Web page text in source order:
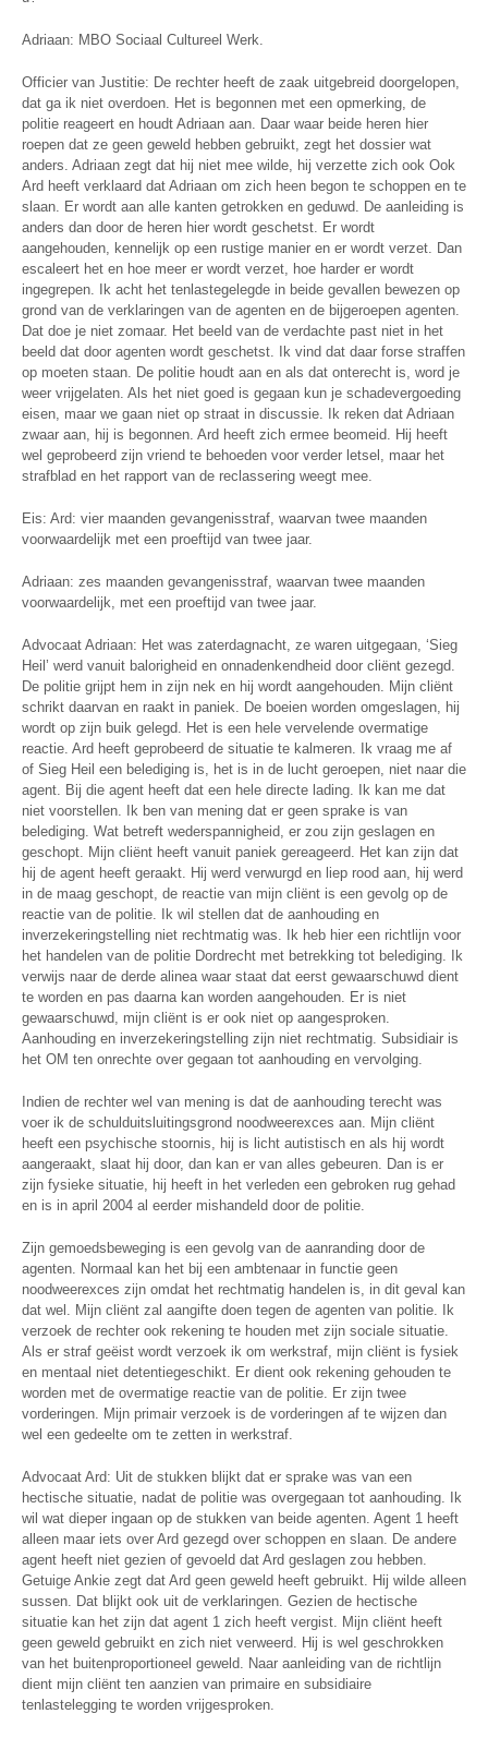
Adriaan: MBO Sociaal Cultureel Werk.
Officier van Justitie: De rechter heeft de zaak uitgebreid doorgelopen,
dat ga ik niet overdoen. Het is begonnen met een opmerking, de
politie reageert en houdt Adriaan aan. Daar waar beide heren hier
roepen dat ze geen geweld hebben gebruikt, zegt het dossier wat
anders. Adriaan zegt dat hij niet mee wilde, hij verzette zich ook Ook
Ard heeft verklaard dat Adriaan om zich heen begon te schoppen en te
slaan. Er wordt aan alle kanten getrokken en geduwd. De aanleiding is
anders dan door de heren hier wordt geschetst. Er wordt
aangehouden, kennelijk op een rustige manier en er wordt verzet. Dan
escaleert het en hoe meer er wordt verzet, hoe harder er wordt
ingegrepen. Ik acht het tenlastegelegde in beide gevallen bewezen op
grond van de verklaringen van de agenten en de bijgeroepen agenten.
Dat doe je niet zomaar. Het beeld van de verdachte past niet in het
beeld dat door agenten wordt geschetst. Ik vind dat daar forse straffen
op moeten staan. De politie houdt aan en als dat onterecht is, word je
weer vrijgelaten. Als het niet goed is gegaan kun je schadevergoeding
eisen, maar we gaan niet op straat in discussie. Ik reken dat Adriaan
zwaar aan, hij is begonnen. Ard heeft zich ermee beomeid. Hij heeft
wel geprobeerd zijn vriend te behoeden voor verder letsel, maar het
strafblad en het rapport van de reclassering weegt mee.
Eis: Ard: vier maanden gevangenisstraf, waarvan twee maanden
voorwaardelijk met een proeftijd van twee jaar.
Adriaan: zes maanden gevangenisstraf, waarvan twee maanden
voorwaardelijk, met een proeftijd van twee jaar.
Advocaat Adriaan: Het was zaterdagnacht, ze waren uitgegaan, ‘Sieg
Heil’ werd vanuit balorigheid en onnadenkendheid door cliënt gezegd.
De politie grijpt hem in zijn nek en hij wordt aangehouden. Mijn cliënt
schrikt daarvan en raakt in paniek. De boeien worden omgeslagen, hij
wordt op zijn buik gelegd. Het is een hele vervelende overmatige
reactie. Ard heeft geprobeerd de situatie te kalmeren. Ik vraag me af
of Sieg Heil een belediging is, het is in de lucht geroepen, niet naar die
agent. Bij die agent heeft dat een hele directe lading. Ik kan me dat
niet voorstellen. Ik ben van mening dat er geen sprake is van
belediging. Wat betreft wederspannigheid, er zou zijn geslagen en
geschopt. Mijn cliënt heeft vanuit paniek gereageerd. Het kan zijn dat
hij de agent heeft geraakt. Hij werd verwurgd en liep rood aan, hij werd
in de maag geschopt, de reactie van mijn cliënt is een gevolg op de
reactie van de politie. Ik wil stellen dat de aanhouding en
inverzekeringstelling niet rechtmatig was. Ik heb hier een richtlijn voor
het handelen van de politie Dordrecht met betrekking tot belediging. Ik
verwijs naar de derde alinea waar staat dat eerst gewaarschuwd dient
te worden en pas daarna kan worden aangehouden. Er is niet
gewaarschuwd, mijn cliënt is er ook niet op aangesproken.
Aanhouding en inverzekeringstelling zijn niet rechtmatig. Subsidiair is
het OM ten onrechte over gegaan tot aanhouding en vervolging.
Indien de rechter wel van mening is dat de aanhouding terecht was
voer ik de schulduitsluitingsgrond noodweerexces aan. Mijn cliënt
heeft een psychische stoornis, hij is licht autistisch en als hij wordt
aangeraakt, slaat hij door, dan kan er van alles gebeuren. Dan is er
zijn fysieke situatie, hij heeft in het verleden een gebroken rug gehad
en is in april 2004 al eerder mishandeld door de politie.
Zijn gemoedsbeweging is een gevolg van de aanranding door de
agenten. Normaal kan het bij een ambtenaar in functie geen
noodweerexces zijn omdat het rechtmatig handelen is, in dit geval kan
dat wel. Mijn cliënt zal aangifte doen tegen de agenten van politie. Ik
verzoek de rechter ook rekening te houden met zijn sociale situatie.
Als er straf geëist wordt verzoek ik om werkstraf, mijn cliënt is fysiek
en mentaal niet detentiegeschikt. Er dient ook rekening gehouden te
worden met de overmatige reactie van de politie. Er zijn twee
vorderingen. Mijn primair verzoek is de vorderingen af te wijzen dan
wel een gedeelte om te zetten in werkstraf.
Advocaat Ard: Uit de stukken blijkt dat er sprake was van een
hectische situatie, nadat de politie was overgegaan tot aanhouding. Ik
wil wat dieper ingaan op de stukken van beide agenten. Agent 1 heeft
alleen maar iets over Ard gezegd over schoppen en slaan. De andere
agent heeft niet gezien of gevoeld dat Ard geslagen zou hebben.
Getuige Ankie zegt dat Ard geen geweld heeft gebruikt. Hij wilde alleen
sussen. Dat blijkt ook uit de verklaringen. Gezien de hectische
situatie kan het zijn dat agent 1 zich heeft vergist. Mijn cliënt heeft
geen geweld gebruikt en zich niet verweerd. Hij is wel geschrokken
van het buitenproportioneel geweld. Naar aanleiding van de richtlijn
dient mijn cliënt ten aanzien van primaire en subsidiaire
tenlastelegging te worden vrijgesproken.